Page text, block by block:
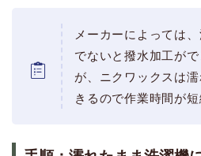
メーカーによっては
でないと撥水加工が
が、ニクワックスは
きるので作業時間が